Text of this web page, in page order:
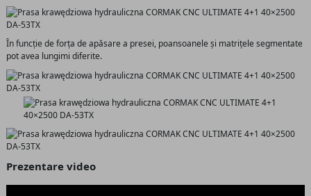
În funcție de forța de apăsare a presei, poansoanele și matrițele segmentate
pot avea lungimi diferite.
Prezentare video